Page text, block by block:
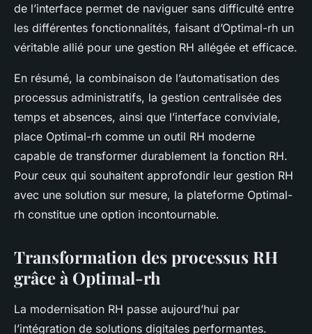
de l’interface permet de naviguer sans difficulté entre
les différentes fonctionnalités, faisant d’Optimal-rh un
véritable allié pour une gestion RH allégée et efficace.
En résumé, la combinaison de l’automatisation des
processus administratifs, la gestion centralisée des
temps et absences, ainsi que l’interface conviviale,
place Optimal-rh comme un outil RH moderne
capable de transformer durablement la fonction RH.
Pour ceux qui souhaitent approfondir leur gestion RH
avec une solution sur mesure, la plateforme Optimal-
rh constitue une option incontournable.
Transformation des processus RH
grâce à Optimal-rh
La modernisation RH passe aujourd’hui par
l’intégration de solutions digitales performantes.